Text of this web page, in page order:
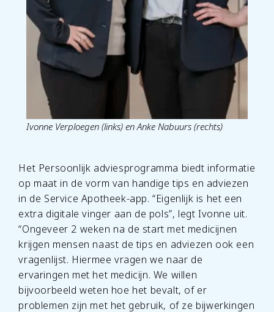
Ivonne Verploegen (links) en Anke Nabuurs (rechts)
Het Persoonlijk adviesprogramma biedt informatie
op maat in de vorm van handige tips en adviezen
in de Service Apotheek-app. “Eigenlijk is het een
extra digitale vinger aan de pols”, legt Ivonne uit.
“Ongeveer 2 weken na de start met medicijnen
krijgen mensen naast de tips en adviezen ook een
vragenlijst. Hiermee vragen we naar de
ervaringen met het medicijn. We willen
bijvoorbeeld weten hoe het bevalt, of er
problemen zijn met het gebruik, of ze bijwerkingen